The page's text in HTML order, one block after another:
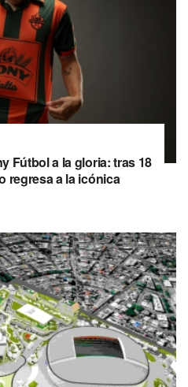
Fútbol a la gloria: tras 18
regresa a la icónica